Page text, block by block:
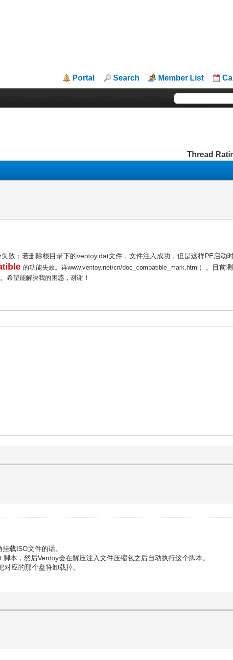
Portal Search Member List
Thread
败；若删除根目录下的ventoy.dat文件，文件注入成功，但是这样PE启动
的功能失效。详www.ventoy.net/cn/doc_compatible_mark.html ）。目前
希望能解决我的困惑，谢谢！
载ISO文件的话。
本，然后Ventoy会在解压注入文件压缩包之后自动执行这个脚本。
应的那个盘符卸载掉。